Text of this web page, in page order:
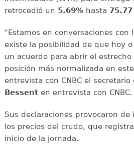
retrocedió un 5.69%hasta
"Estamos en conversaciones con
existe la posibilidad de que hoy
un acuerdo para abrir el
posición más normalizada en
entrevista con CNBC el secretario
Bessenten entrevista con CNBC.
Sus declaraciones provocaron
los precios del crudo, que
inicio de la jornada.